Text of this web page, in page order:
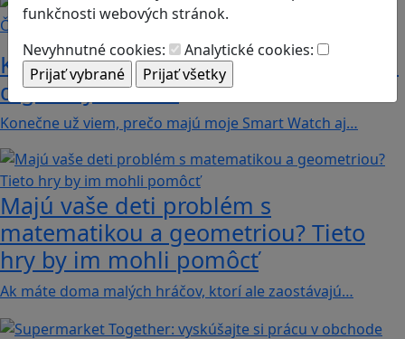
funkčnosti webových stránok.
Nevyhnutné cookies:
Analytické cookies:
Články
Koľko kalórií dokážeme spáliť hraním
digitálnych hier?
Konečne už viem, prečo majú moje Smart Watch aj…
Majú vaše deti problém s
matematikou a geometriou? Tieto
hry by im mohli pomôcť
Ak máte doma malých hráčov, ktorí ale zaostávajú…